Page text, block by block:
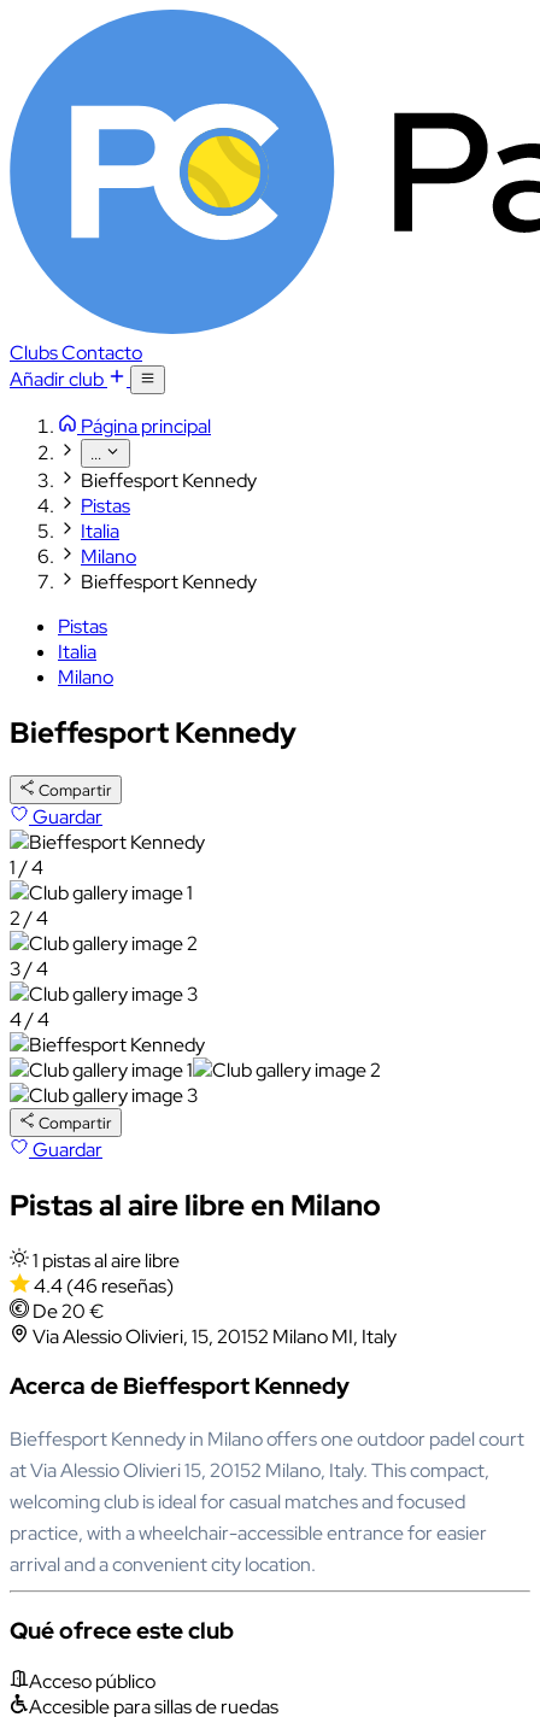
ClubsContacto
Añadir club
Página principal
...
Bieffesport Kennedy
Pistas
Italia
Milano
Bieffesport Kennedy
Pistas
Italia
Milano
Bieffesport Kennedy
Compartir
Guardar
1 / 4
2 / 4
3 / 4
4 / 4
Compartir
Guardar
Pistas al aire libre en Milano
1 pistas al aire libre
4.4(46 reseñas)
De 20 €
Via Alessio Olivieri, 15, 20152 Milano MI, Italy
Acerca de Bieffesport Kennedy
Bieffesport Kennedy in Milano offers one outdoor padel court
at Via Alessio Olivieri 15, 20152 Milano, Italy. This compact,
welcoming club is ideal for casual matches and focused
practice, with a wheelchair-accessible entrance for easier
arrival and a convenient city location.
Qué ofrece este club
Acceso público
Accesible para sillas de ruedas